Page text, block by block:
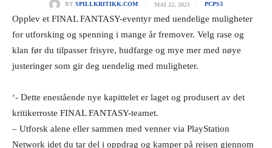
BY SPILLKRITIKK.COM MAI 22, 2021 PCPS3
Opplev et FINAL FANTASY-eventyr med uendelige muligheter
for utforsking og spenning i mange år fremover. Velg rase og
klan før du tilpasser frisyre, hudfarge og mye mer med nøye
justeringer som gir deg uendelig med muligheter.
‘- Dette enestående nye kapittelet er laget og produsert av det
kritikerroste FINAL FANTASY-teamet.
– Utforsk alene eller sammen med venner via PlayStation
Network idet du tar del i oppdrag og kamper på reisen gjennom